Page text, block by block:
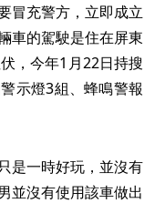
冒充警方，立即成立
車的駕駛是住在屏東
，今年1月22日持搜
示燈3組、蜂鳴警報
是一時好玩，並沒有
並沒有使用該車做出